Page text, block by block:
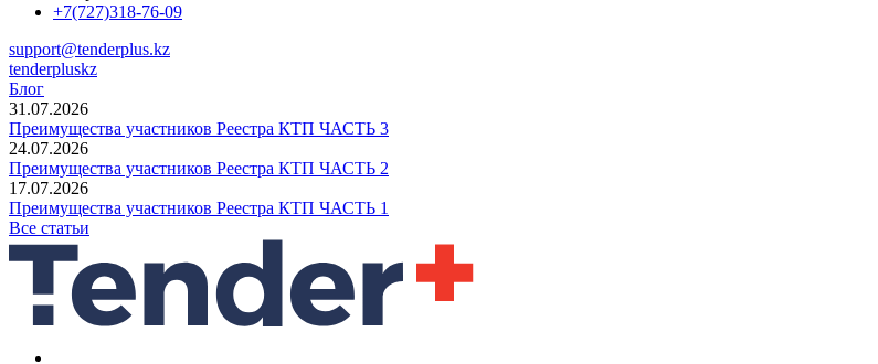
+7(727)318-76-09
support@tenderplus.kz
tenderpluskz
Блог
31.07.2026
Преимущества участников Реестра КТП ЧАСТЬ 3
24.07.2026
Преимущества участников Реестра КТП ЧАСТЬ 2
17.07.2026
Преимущества участников Реестра КТП ЧАСТЬ 1
Все статьи